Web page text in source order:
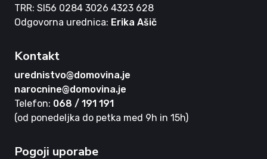
TRR: SI56 0284 3026 4323 628
Odgovorna urednica: Erika Ašič
Kontakt
urednistvo@domovina.je
narocnine@domovina.je
Telefon: 068 / 191 191
(od ponedeljka do petka med 9h in 15h)
Pogoji uporabe